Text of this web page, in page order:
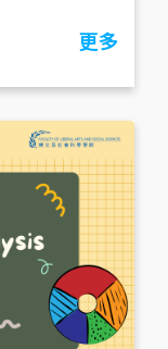
更多